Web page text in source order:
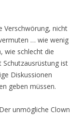
Verschwörung, nicht
… wie wenig
wie schlecht die
Schutzausrüstung ist
Diskussionen
geben müssen.
unmögliche Clown